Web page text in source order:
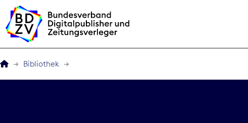
Bibliothek